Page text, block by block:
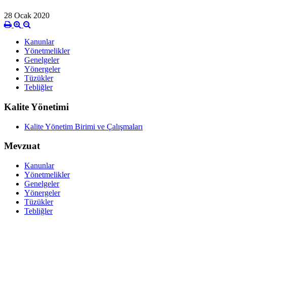
28 Ocak 2020
Kanunlar
Yönetmelikler
Genelgeler
Yönergeler
Tüzükler
Tebliğler
Kalite Yönetimi
Kalite Yönetim Birimi ve Çalışmaları
Mevzuat
Kanunlar
Yönetmelikler
Genelgeler
Yönergeler
Tüzükler
Tebliğler